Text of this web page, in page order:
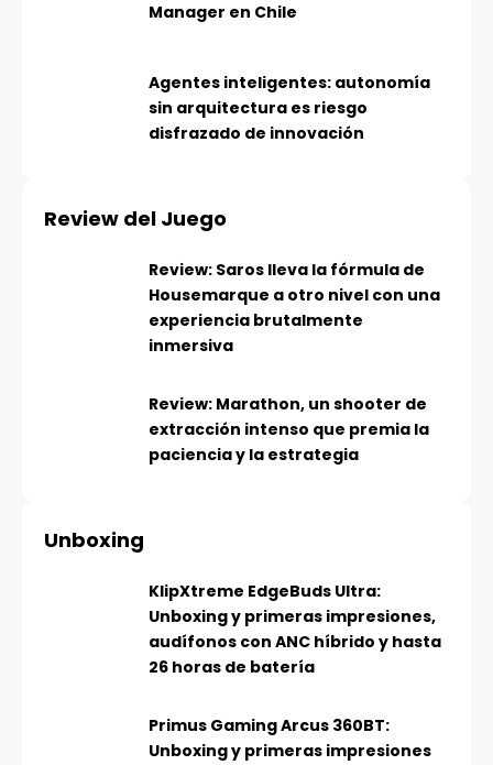
Manager en Chile
Agentes inteligentes: autonomía
sin arquitectura es riesgo
disfrazado de innovación
Review del Juego
Review: Saros lleva la fórmula de
Housemarque a otro nivel con una
experiencia brutalmente
inmersiva
Review: Marathon, un shooter de
extracción intenso que premia la
paciencia y la estrategia
Unboxing
KlipXtreme EdgeBuds Ultra:
Unboxing y primeras impresiones,
audífonos con ANC híbrido y hasta
26 horas de batería
Primus Gaming Arcus 360BT:
Unboxing y primeras impresiones